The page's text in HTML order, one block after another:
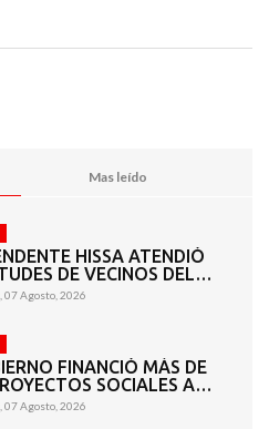
Mas leído
HISSA ATENDIÓ
DE VECINOS DEL
AMPPARE
07 Agosto, 2026
FINANCIÓ MÁS DE
SOCIALES A
DE TODA LA
07 Agosto, 2026